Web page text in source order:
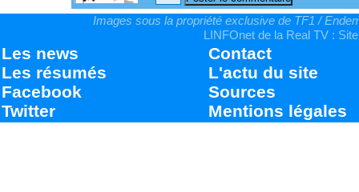
Images sous la propriété exclusive de TF1 /
LINFOnet de la Real TV :
Les news
Les résumés
Facebook
Twitter
Contact
L'actu du site
Sources
Mentions légales